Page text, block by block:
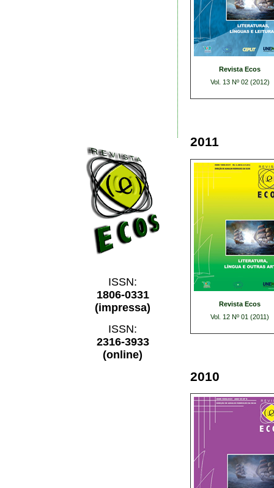
Revista Ecos
Vol. 13 Nº 02 (2012)
2011
Revista Ecos
Vol. 12 Nº 01 (2011)
2010
ISSN:
1806-0331
(impressa)
ISSN:
2316-3933
(online)